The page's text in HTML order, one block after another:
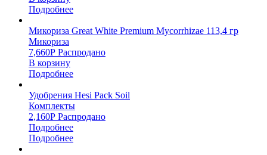
Подробнее
Микориза Great White Premium Mycorrhizae 113,4 гр
Микориза
7,660Р Распродано
В корзину
Подробнее
Удобрения Hesi Pack Soil
Комплекты
2,160Р Распродано
Подробнее
Подробнее